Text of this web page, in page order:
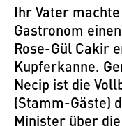
Ihr Vater
Gastronom
Rose-Gül Cakir
Kupferkanne.
Necip ist die
(Stamm-Gäste)
Minister über